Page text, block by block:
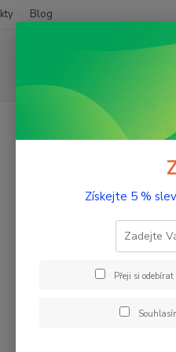
Blog
Trička hudebních
Trička
Kč
Skladem Novinka
Získejte 5 %
Přeji si